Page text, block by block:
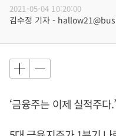
2021-05-04 10:20:00
김수정 기자 -
‘금융주는 이제 실적주다.’